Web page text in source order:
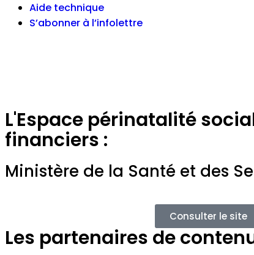
Aide technique
S’abonner à l’infolettre
L'Espace périnatalité
financiers :
Ministère de la Santé et des
Consulter le site
Les partenaires de